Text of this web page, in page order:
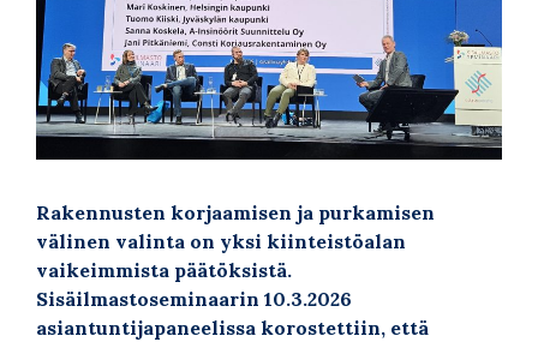
Rakennusten korjaamisen ja purkamisen
välinen valinta on yksi kiinteistöalan
vaikeimmista päätöksistä.
Sisäilmastoseminaarin 10.3.2026
asiantuntijapaneelissa korostettiin, että